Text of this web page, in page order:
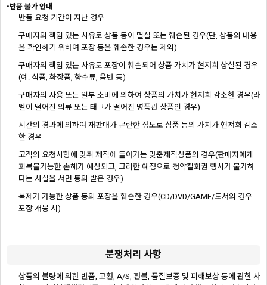
•반품 불가 안내
반품 요청 기간이 지난 경우
구매자의 책임 있는 사유로 상품 등이 멸실 또는 훼손된 경우(단, 상품의 내용
을 확인하기 위하여 포장 등을 훼손한 경우는 제외)
구매자의 책임 있는 사유로 포장이 훼손되어 상품 가치가 현저희 상실된 경우
(예: 식품, 화장품, 향수류, 음반 등)
구매자의 사용 또는 일부 소비에 의하여 상품의 가치가 현저희 감소한 경우(라
벨이 떨어진 의류 또는 태그가 떨어진 명품관 상품인 경우)
시간의 경과에 의하여 재판매가 곤란한 정도로 상품 등의 가치가 현저희 감소
한 경우
고객의 요청사항에 맞취 제작에 들어가는 맞춤제작상품의 경우(판매자에게
회복불가능한 손해가 예상되고, 그러한 예정으로 청약철회권 행사가 불가하
다는 사실을 서면 동의 받은 경우)
복제가 가능한 상품 등의 포장을 훼손한 경우(CD/DVD/GAME/도서의 경우
포장 개봉 시)
분쟁처리 사항
상품의 불량에 의한 반품, 교환, A/S, 환불, 품질보증 및 피해보상 등에 관한 사